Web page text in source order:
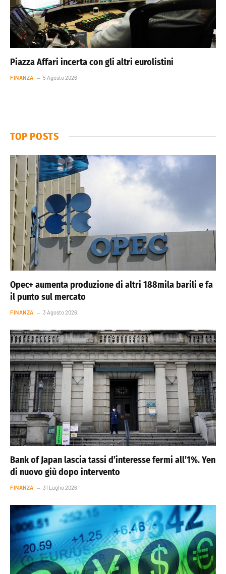
Piazza Affari incerta con gli altri eurolistini
FINANZA 5 Agosto 2026
TOP POSTS
Opec+ aumenta produzione di altri 188mila barili e fa
il punto sul mercato
FINANZA 3 Agosto 2026
Bank of Japan lascia tassi d’interesse fermi all’1%. Yen
di nuovo giù dopo intervento
FINANZA 31 Luglio 2026